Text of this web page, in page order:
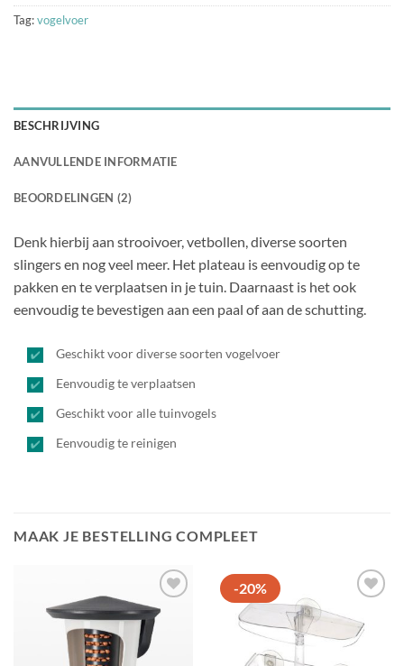
Tag:vogelvoer
BESCHRIJVING
AANVULLENDE INFORMATIE
BEOORDELINGEN (2)
Denk hierbij aan strooivoer, vetbollen, diverse soorten
slingers en nog veel meer. Het plateau is eenvoudig op te
pakken en te verplaatsen in je tuin. Daarnaast is het ook
eenvoudig te bevestigen aan een paal of aan de schutting.
Geschikt voor diverse soorten vogelvoer
Eenvoudig te verplaatsen
Geschikt voor alle tuinvogels
Eenvoudig te reinigen
MAAK JE BESTELLING COMPLEET
Toevoegen
aan
favorieten
-20%
aan
favorieten